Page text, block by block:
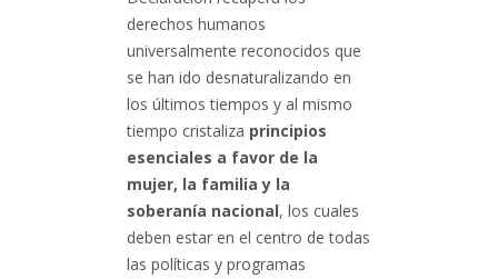
derechos humanos
universalmente reconocidos que
se han ido desnaturalizando en
los últimos tiempos y al mismo
tiempo cristaliza principios
esenciales a favor de la
mujer, la familia y la
soberanía nacional, los cuales
deben estar en el centro de todas
las políticas y programas